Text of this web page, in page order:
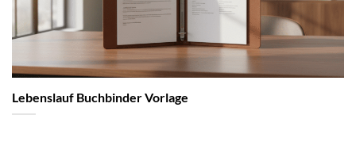
Lebenslauf Buchbinder Vorlage